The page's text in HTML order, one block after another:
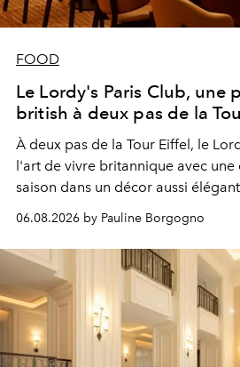
FOOD
Le Lordy's Paris Club, une
british à deux pas de la
À deux pas de la Tour Eiffel, le
l'art de vivre britannique avec une
saison dans un décor aussi
06.08.2026 by Pauline Borgogno